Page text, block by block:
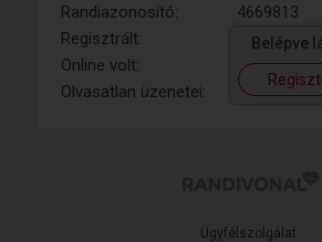
Randiazonosító:
4669813
Regisztrált:
Online volt:
Olvasatlan üzenetei:
Belépve
Ügyfélszolgálat